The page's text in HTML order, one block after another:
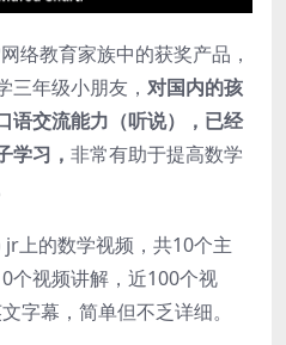
络教育家族中的获奖产品，
三年级小朋友， 对国内的孩
语交流能力（听说），已经
学习， 非常有助于提高数学
上的数学视频，共10个主
个视频讲解，近100个视
字幕，简单但不乏详细。